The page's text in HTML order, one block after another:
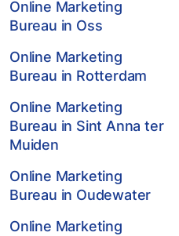
Online Marketing
Bureau in Oss
Online Marketing
Bureau in Rotterdam
Online Marketing
Bureau in Sint Anna ter
Muiden
Online Marketing
Bureau in Oudewater
Online Marketing